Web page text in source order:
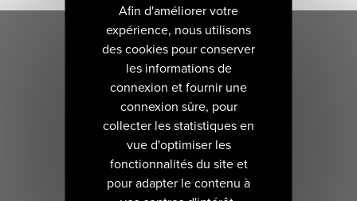
CONTACTEZ-NOUS
Afin d'améliorer votre
expérience, nous utilisons
des cookies pour conserver
les informations de
connexion et fournir une
connexion sûre, pour
collecter les statistiques en
vue d'optimiser les
fonctionnalités du site et
pour adapter le contenu à